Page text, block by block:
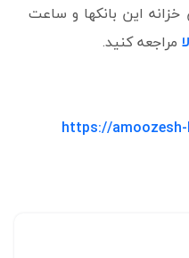
این بانکها و ساعت
مراجعه کنید.